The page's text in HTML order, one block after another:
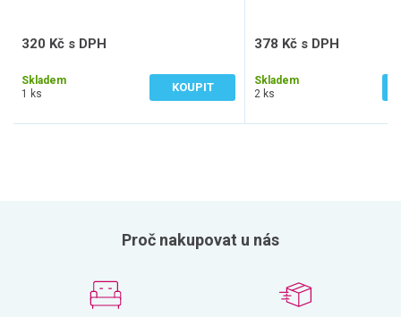
320 Kč s DPH
Skladem
1 ks
KOUPIT
378 Kč s DPH
Skladem
2 ks
Proč nakupovat u nás